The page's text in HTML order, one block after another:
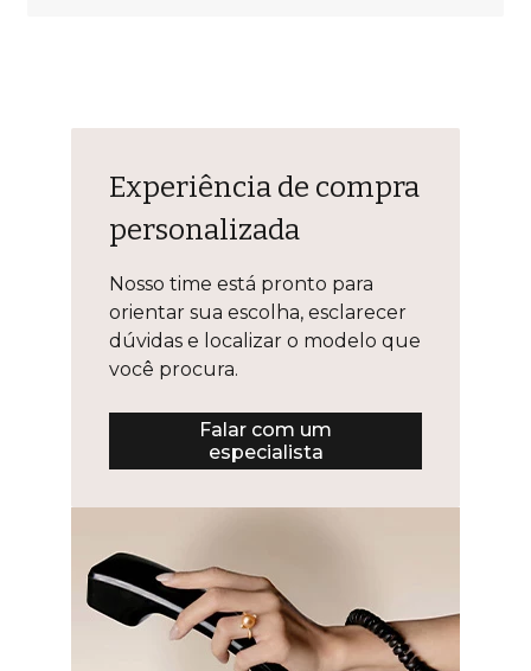
Experiência de compra
personalizada
Nosso time está pronto para
orientar sua escolha, esclarecer
dúvidas e localizar o modelo que
você procura.
Falar com um
especialista